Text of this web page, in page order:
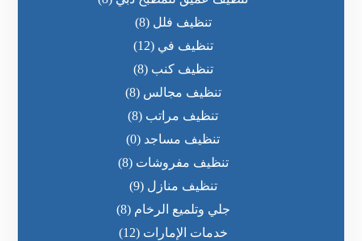
تنظيف فلل (8)
تنظيف في (12)
تنظيف كنب (8)
تنظيف مجالس (8)
تنظيف مراتب (8)
تنظيف مساجد (0)
تنظيف مفروشات (8)
تنظيف منازل (9)
جلي وتلميع الرخام (8)
خدمات الإمارات (12)